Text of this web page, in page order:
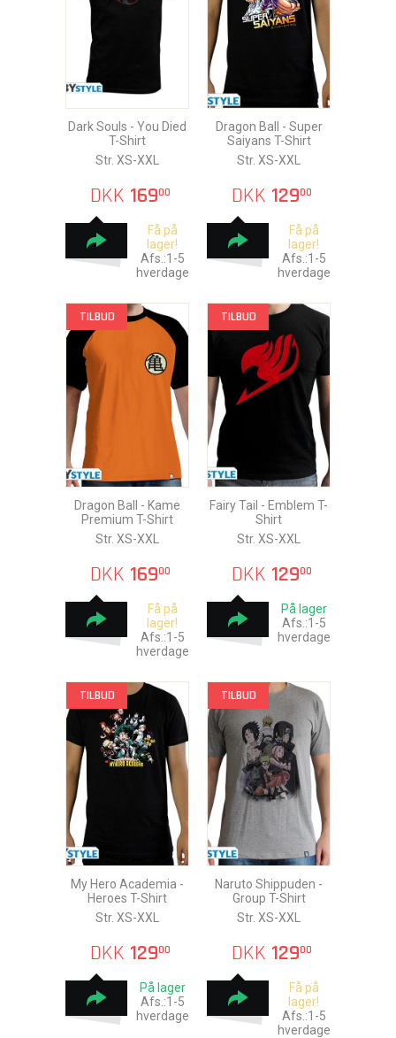
Dark Souls - You Died
T-Shirt
Str. XS-XXL
DKK 16900
Få på
lager!
Afs.:1-5
hverdage
Dragon Ball - Super
Saiyans T-Shirt
Str. XS-XXL
DKK 12900
Få på
lager!
Afs.:1-5
hverdage
TILBUD
Dragon Ball - Kame
Premium T-Shirt
Str. XS-XXL
DKK 16900
Få på
lager!
Afs.:1-5
hverdage
TILBUD
Fairy Tail - Emblem T-
Shirt
Str. XS-XXL
DKK 12900
På lager
Afs.:1-5
hverdage
TILBUD
My Hero Academia -
Heroes T-Shirt
Str. XS-XXL
DKK 12900
På lager
Afs.:1-5
hverdage
TILBUD
Naruto Shippuden -
Group T-Shirt
Str. XS-XXL
DKK 12900
Få på
lager!
Afs.:1-5
hverdage